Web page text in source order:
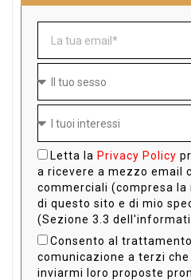
Letta la Privacy Policy
a ricevere a mezzo email
commerciali (compresa
di questo sito e di mio
(Sezione 3.3
Consento al
comunicazione a terzi
inviarmi loro proposte